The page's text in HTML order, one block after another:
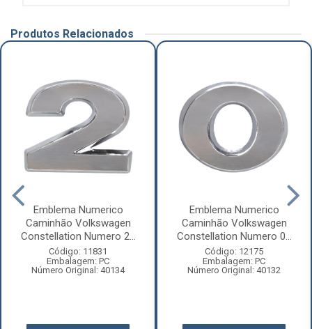
Produtos Relacionados
Emblema Numerico
Caminhão Volkswagen
Constellation Numero 2...
Código: 11831
Embalagem: PC
Número Original: 40134
Emblema Numerico
Caminhão Volkswagen
Constellation Numero 0...
Código: 12175
Embalagem: PC
Número Original: 40132